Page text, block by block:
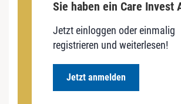
Sie haben ein Care Invest
Jetzt einloggen oder einmalig
registrieren und weiterlesen!
Jetzt anmelden